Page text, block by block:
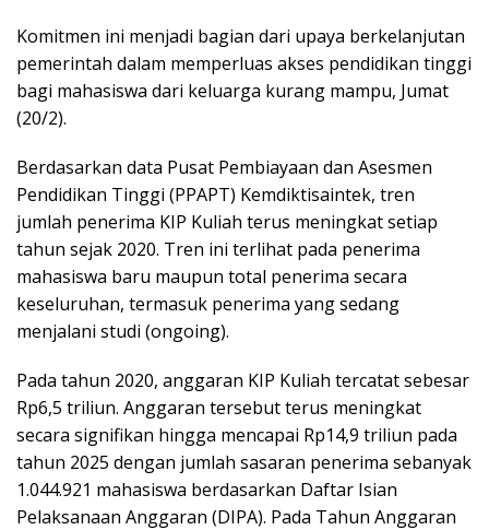
Komitmen ini menjadi bagian dari upaya berkelanjutan
pemerintah dalam memperluas akses pendidikan tinggi
bagi mahasiswa dari keluarga kurang mampu, Jumat
(20/2).
Berdasarkan data Pusat Pembiayaan dan Asesmen
Pendidikan Tinggi (PPAPT) Kemdiktisaintek, tren
jumlah penerima KIP Kuliah terus meningkat setiap
tahun sejak 2020. Tren ini terlihat pada penerima
mahasiswa baru maupun total penerima secara
keseluruhan, termasuk penerima yang sedang
menjalani studi (ongoing).
Pada tahun 2020, anggaran KIP Kuliah tercatat sebesar
Rp6,5 triliun. Anggaran tersebut terus meningkat
secara signifikan hingga mencapai Rp14,9 triliun pada
tahun 2025 dengan jumlah sasaran penerima sebanyak
1.044.921 mahasiswa berdasarkan Daftar Isian
Pelaksanaan Anggaran (DIPA). Pada Tahun Anggaran